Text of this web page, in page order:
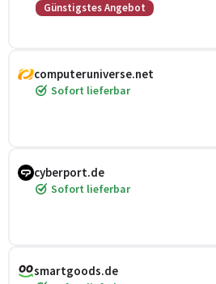
Günstigstes Angebot
computeruniverse.net
Sofort lieferbar
cyberport.de
Sofort lieferbar
smartgoods.de